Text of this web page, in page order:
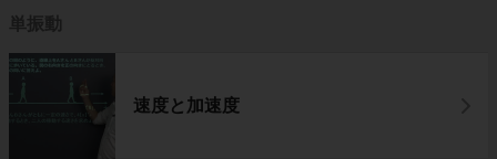
単振動
速度と加速度